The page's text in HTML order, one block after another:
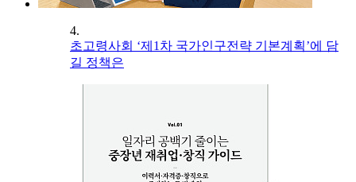
4.
초고령사회 ‘제1차 국가인구전략 기본계획’에 담
길 정책은